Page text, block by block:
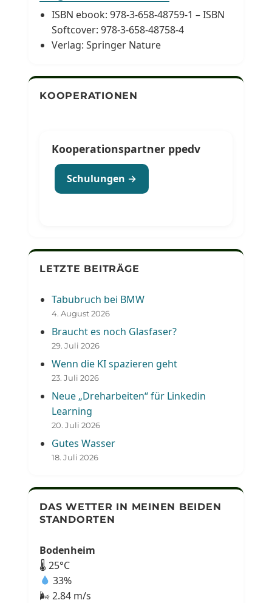
ISBN ebook: 978-3-658-48759-1 – ISBN
Softcover: 978-3-658-48758-4
Verlag: Springer Nature
KOOPERATIONEN
Kooperationspartner ppedv
Schulungen →
LETZTE BEITRÄGE
Tabubruch bei BMW
4. August 2026
Braucht es noch Glasfaser?
29. Juli 2026
Wenn die KI spazieren geht
23. Juli 2026
Neue „Dreharbeiten“ für Linkedin
Learning
20. Juli 2026
Gutes Wasser
18. Juli 2026
DAS WETTER IN MEINEN BEIDEN
STANDORTEN
Bodenheim
🌡 25°C
33%
🌬 2.84 m/s